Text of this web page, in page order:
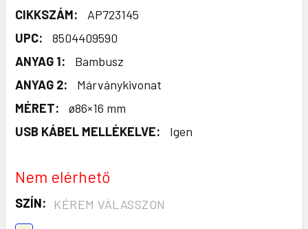
CIKKSZÁM:
AP723145
UPC:
8504409590
ANYAG 1:
Bambusz
ANYAG 2:
Márványkivonat
MÉRET:
ø86×16 mm
USB KÁBEL MELLÉKELVE:
Igen
Nem elérhető
SZÍN: KÉREM VÁLASSZON